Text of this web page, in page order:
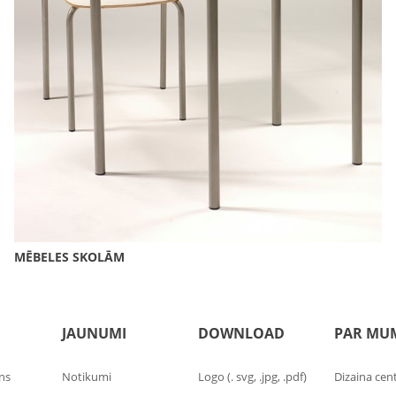
MĒBELES SKOLĀM
JAUNUMI
Notikumi
DOWNLOAD
Logo (. svg, .jpg, .pdf)
PAR
Dizaina